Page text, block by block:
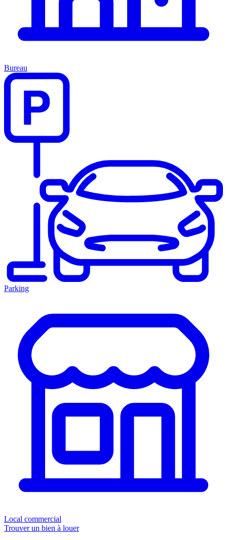
Bureau
Parking
Local commercial
Trouver un bien à louer